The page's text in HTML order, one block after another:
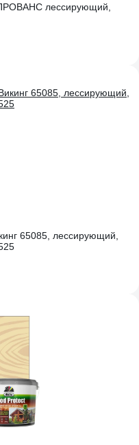
лессирующий,
65085, лессирующий,